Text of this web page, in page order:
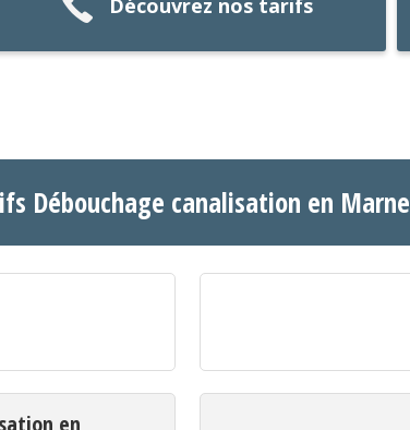
Découvrez nos tarifs
Débouchage canalisation en Marne